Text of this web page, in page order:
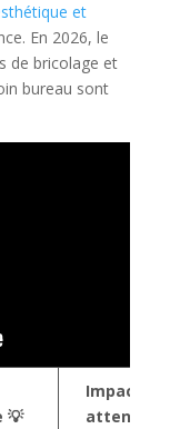
et
En 2026, le
de bricolage et
bureau sont
💡
Impact
attendu 🚀